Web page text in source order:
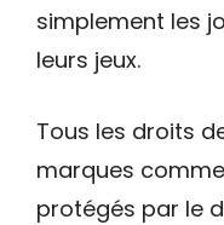
simplement les
leurs jeux.
Tous les droits
marques
protégés par le